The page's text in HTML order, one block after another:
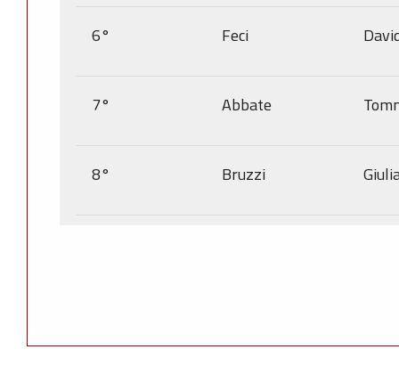
6° Feci
7° Abbate
8° Bruzzi